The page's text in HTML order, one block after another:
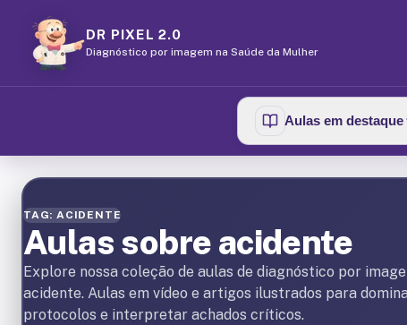
DR PIXEL 2.0
Diagnóstico por imagem na Saúde da Mulher
Aulas em destaque
TAG: ACIDENTE
Aulas sobre acidente
Explore nossa coleção de aulas de diagnóstico por
acidente. Aulas em vídeo e artigos ilustrados para
protocolos e interpretar achados críticos.